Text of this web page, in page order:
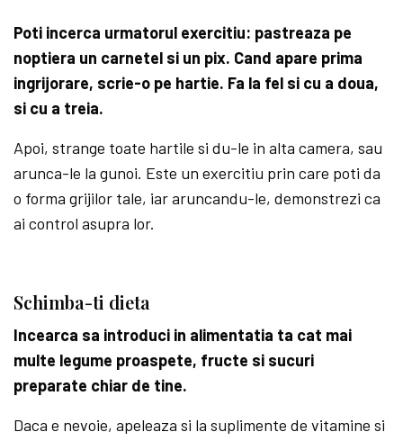
Poti incerca urmatorul exercitiu: pastreaza pe
noptiera un carnetel si un pix. Cand apare prima
ingrijorare, scrie-o pe hartie. Fa la fel si cu a doua,
si cu a treia.
Apoi, strange toate hartile si du-le in alta camera, sau
arunca-le la gunoi. Este un exercitiu prin care poti da
o forma grijilor tale, iar aruncandu-le, demonstrezi ca
ai control asupra lor.
Schimba-ti dieta
Incearca sa introduci in alimentatia ta cat mai
multe legume proaspete, fructe si sucuri
preparate chiar de tine.
Daca e nevoie, apeleaza si la suplimente de vitamine si